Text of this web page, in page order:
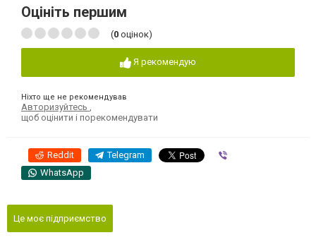
Оцініть першим
(0 оцінок)
Я рекомендую
Ніхто ще не рекомендував
Авторизуйтесь
щоб оцінити і порекомендувати
Reddit Telegram
WhatsApp
Це моє підприємство